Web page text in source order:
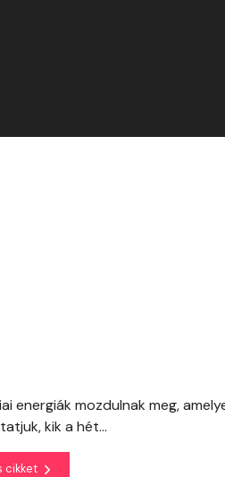
energiák mozdulnak meg,
kik a hét...
cikket